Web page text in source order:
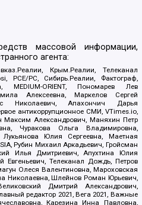
массовой информации,
агента:
Крым.Реалии, Телеканал
PCE/PC, Сибирь.Реалии, Фактограф,
MEDIUM-ORIENT, Пономарев Лев
Алексеевна, Маркелов Сергей
Николаевич, Апахончич Дарья
антикоррупционное СМИ, VTimes.io,
Максим Александрович, Маняхин Петр
Чуракова Ольга Владимировна,
Юлия Сергеевна, Маетная
Рубин Михаил Аркадьевич, Гройсман
Илья Дмитриевич, Апухтина Юлия
Евгеньевич, Телеканал Дождь, Петров
Олеся Валентиновна, Мароховская
Николаевна, Шлейнов Роман Юрьевич,
Дмитрий Александрович,
редактор 2021, Вега 2021, Важные
Карезина Инна Павловна,